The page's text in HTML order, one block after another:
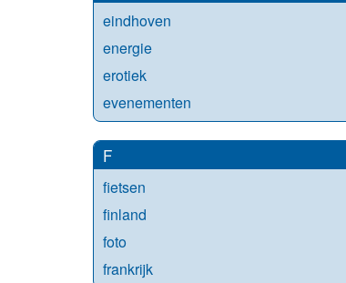
eindhoven
energie
erotiek
evenementen
F
fietsen
finland
foto
frankrijk